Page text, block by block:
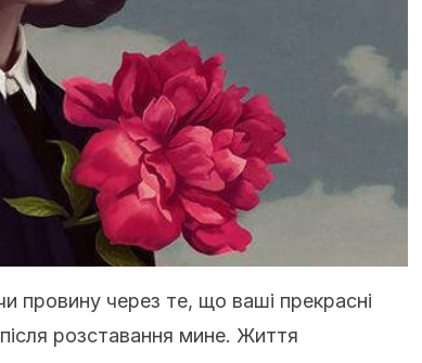
провину через те, що ваші прекрасні
після розставання мине. Життя